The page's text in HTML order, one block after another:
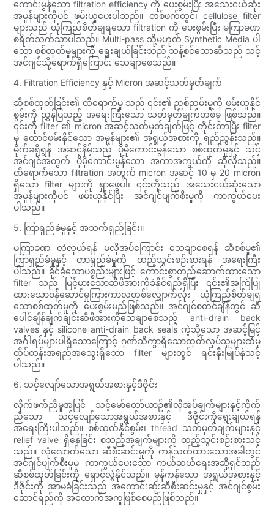
ကောင်းမွန်သော filtration efficiency ကို ပေးစွမ်းပြီး အသေးငယ်ဆုံး
အမှုန်များကိုပင် ဖမ်းယူပေးပါသည်။ တစ်ဖက်တွင်၊ cellulose filter
များသည် ယုံကြည်စိတ်ချရသော filtration ကို ပေးစွမ်းပြီး မကြာခဏ
စရိတ်သက်သာပါသည်။ Multi-pass သို့မဟုတ် Synthetic Media ပါ
သော စစ်ထုတ်မှုများကို ရွေးချယ်ခြင်းသည် သန့်စင်သောဆီသည် သင့်
အင်ဂျင်သို့ရောက်ရှိကြောင်း သေချာစေသည်။
4. Filtration Efficiency နှင့် Micron အဆင့်သတ်မှတ်ချက်
ဆီစစ်ထုတ်ခြင်း၏ ထိရောက်မှု သည် ၎င်း၏ ညစ်ညမ်းမှုကို ဖမ်းယူနိုင်
စွမ်းကို ညွှန်ပြသည့် အရေးကြီးသော သတ်မှတ်ချက်တစ်ခု ဖြစ်သည်။
၎င်းကို filter ၏ micron အဆင့်သတ်မှတ်ချက်ဖြင့် တိုင်းတာပြီး filter
မှ ထောင်ဖမ်းနိုင်သော အမှုန်များ၏ အရွယ်အစားကို ရည်ညွှန်းသည်။
မိုက်ခရိုရွန် အဆင့်နိမ့်သည် ပိုမိုကောင်းမွန်သော စစ်ထုတ်မှုနှင့် သင့်
အင်ဂျင်အတွက် ပိုမိုကောင်းမွန်သော အကာအကွယ်ကို ဆိုလိုသည်။
ထိရောက်သော filtration အတွက် micron အဆင့် 10 မှ 20 micron
ရှိသော filter များကို ရှာဖွေပါ၊ ၎င်းတို့သည် အသေးငယ်ဆုံးသော
အမှုန်များကိုပင် ဖမ်းယူနိုင်ပြီး အင်ဂျင်ပျက်စီးမှုကို ကာကွယ်ပေး
ပါသည်။
5. ကြာရှည်ခံမှုနှင့် အသက်ရှည်ခြင်း။
မကြာခဏ လဲလှယ်ရန် မလိုအပ်ကြောင်း သေချာစေရန် ဆီစစ်မှု၏
ကြာရှည်ခံမှုနှင့် တာရှည်ခံမှုကို ထည့်သွင်းစဉ်းစားရန် အရေးကြီး
ပါသည်။ ခိုင်ခံ့သောပစ္စည်းများဖြင့် ကောင်းစွာတည်ဆောက်ထားသော
filter သည် မြင့်မားသောဆီဖိအားကိုခံနိုင်ရည်ရှိပြီး ၎င်း၏အကြံပြု
ထားသောဝန်ဆောင်မှုကြားကာလတစ်လျှောက်လုံး ယုံကြည်စိတ်ချရ
သောစစ်ထုတ်မှုကို ပေးစွမ်းမည်ဖြစ်သည်။ အင်ဂျင်စတင်ချိန်တွင် ဆီ
ပေါင်ချိန်ချက်ချင်းဆီဖိအားကိုသေချာစေသည့် anti-drain back
valves နှင့် silicone anti-drain back seals ကဲ့သို့သော အဆင့်မြင့်
အင်္ဂါရပ်များပါရှိသောကြောင့် ဂုဏ်သိက္ခာရှိသောထုတ်လုပ်သူများထံမှ
ထိပ်တန်းအရည်အသွေးရှိသော filter များတွင် ရင်းနှီးမြုပ်နှံသင့်
ပါသည်။
6. သင့်လျော်သောအရွယ်အစားနှင့်ဒီဇိုင်း
လိုက်ဖက်ညီမှုအပြင် သင့်မော်တော်ယာဥ်၏လိုအပ်ချက်များနှင့်ကိုက်
ညီသော သင့်လျော်သောအရွယ်အစားနှင့် ဒီဇိုင်းကိုရွေးချယ်ရန်
အရေးကြီးပါသည်။ စစ်ထုတ်နိုင်စွမ်း၊ thread သတ်မှတ်ချက်များနှင့်
relief valve ရှိနေခြင်း စသည့်အချက်များကို ထည့်သွင်းစဉ်းစားသင့်
သည်။ လုံလောက်သော ဆီစီးဆင်းမှုကို ကန့်သတ်ထားသောအခါတွင်
အင်ဂျင်ပျက်စီးမှုမှ ကာကွယ်ပေးသော ကယ်ဆယ်ရေးအဆို့ရှင်သည်
ဆီစစ်ထုတ်ခြင်းကို ရှောင်လွှဲနိုင်သည်။ မှန်ကန်သော အရွယ်အစားနှင့်
ဒီဇိုင်းကို အာမခံခြင်းသည် အကောင်းဆုံးဆီစီးဆင်းမှုနှင့် အင်ဂျင်စွမ်း
ဆောင်ရည်ကို အထောက်အကူဖြစ်စေမည်ဖြစ်သည်။